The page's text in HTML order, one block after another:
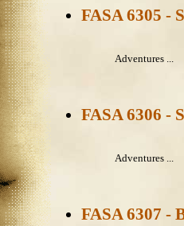
FASA 6305 -
Adventures ...
FASA 6306 -
Adventures ...
FASA 6307 -